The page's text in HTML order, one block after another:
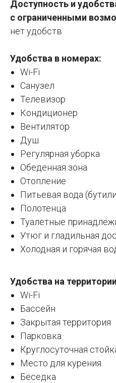
Доступность и
с ограниченными
нет удобств
Удобства в номерах:
Wi-Fi
Санузел
Телевизор
Кондиционер
Вентилятор
Душ
Регулярная уборка
Обеденная зона
Отопление
Питьевая вода
Полотенца
Туалетные
Утюг и гладильная
Холодная и горячая
Удобства на
Wi-Fi
Бассейн
Закрытая территория
Парковка
Круглосуточная
Место для курения
Беседка